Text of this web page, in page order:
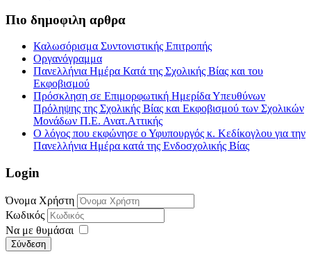
Πιο δημοφιλη αρθρα
Καλωσόρισμα Συντονιστικής Επιτροπής
Οργανόγραμμα
Πανελλήνια Ημέρα Κατά της Σχολικής Βίας και του
Εκφοβισμού
Πρόσκληση σε Επιμορφωτική Ημερίδα Υπευθύνων
Πρόληψης της Σχολικής Βίας και Εκφοβισμού των Σχολικών
Μονάδων Π.Ε. Ανατ.Αττικής
Ο λόγος που εκφώνησε ο Υφυπουργός κ. Κεδίκογλου για την
Πανελλήνια Ημέρα κατά της Ενδοσχολικής Βίας
Login
Όνομα Χρήστη
Κωδικός
Να με θυμάσαι
Σύνδεση